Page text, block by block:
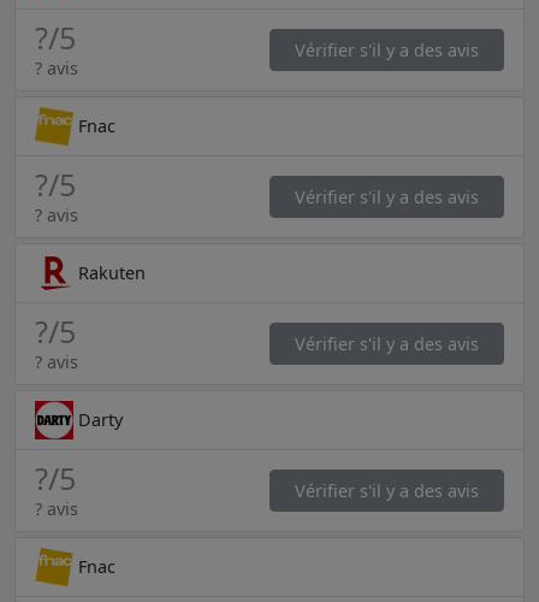
?/5
? avis
Vérifier s'il y a des avis
Fnac
?/5
? avis
Vérifier s'il y a des avis
Rakuten
?/5
? avis
Vérifier s'il y a des avis
Darty
?/5
? avis
Vérifier s'il y a des avis
Fnac